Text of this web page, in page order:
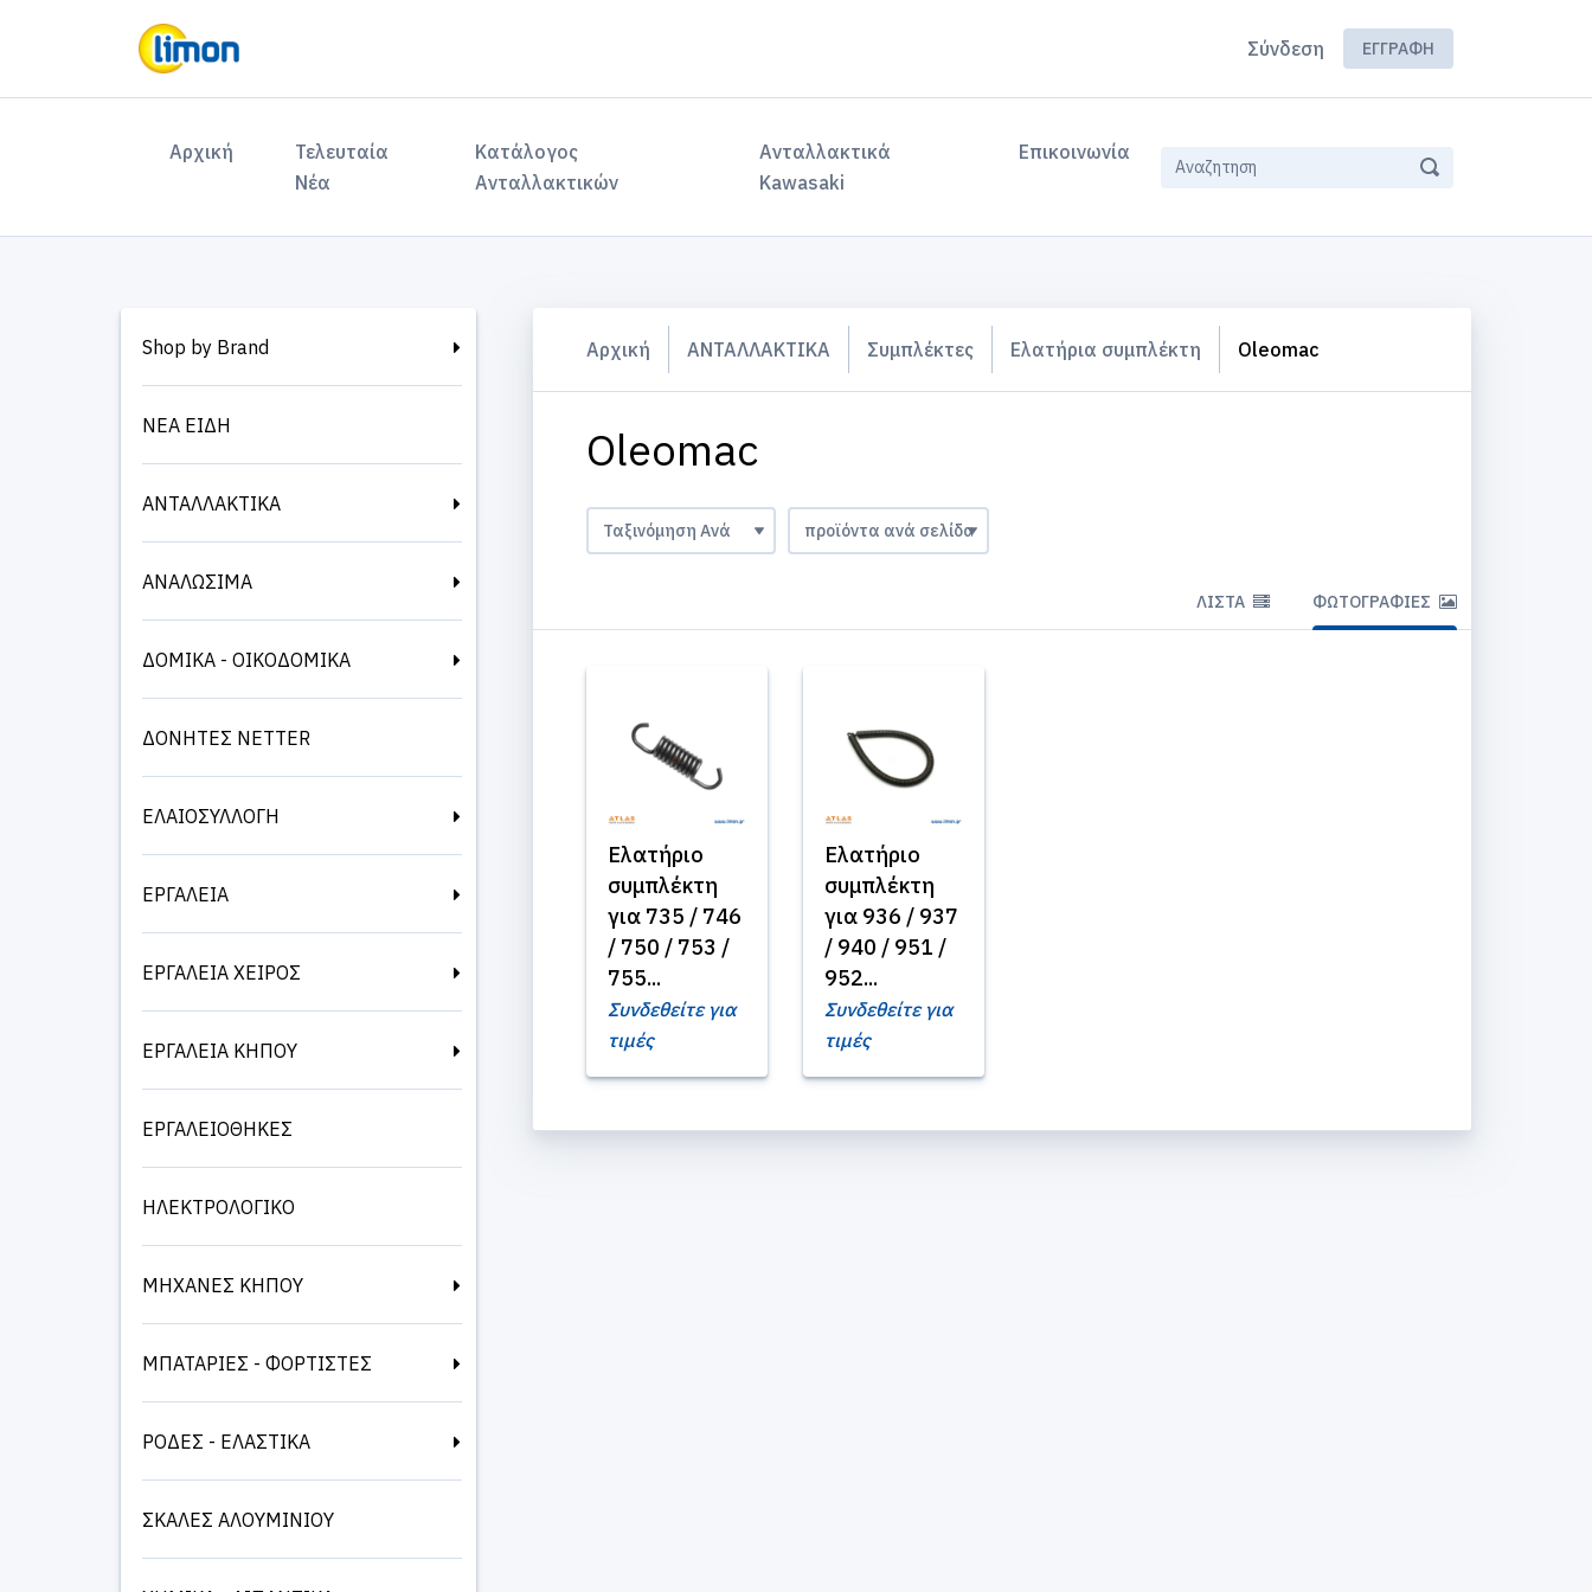
Σύνδεση ΕΓΓΡΑΦΉ
Αρχική (current)Τελευταία
Νέα
Κατάλογος
Ανταλλακτικών
Ανταλλακτικά
Kawasaki
Επικοινωνία
Shop by Brand
ΝΕΑ ΕΙΔΗ
ΑΝΤΑΛΛΑΚΤΙΚΑ
ΑΝΑΛΩΣΙΜΑ
ΔΟΜΙΚΑ - ΟΙΚΟΔΟΜΙΚΑ
ΔΟΝΗΤΕΣ NETTER
ΕΛΑΙΟΣΥΛΛΟΓΗ
ΕΡΓΑΛΕΙΑ
ΕΡΓΑΛΕΙΑ ΧΕΙΡΟΣ
ΕΡΓΑΛΕΙΑ ΚΗΠΟΥ
ΕΡΓΑΛΕΙΟΘΗΚΕΣ
ΗΛΕΚΤΡΟΛΟΓΙΚΟ
ΜΗΧΑΝΕΣ ΚΗΠΟΥ
ΜΠΑΤΑΡΙΕΣ - ΦΟΡΤΙΣΤΕΣ
ΡΟΔΕΣ - ΕΛΑΣΤΙΚΑ
ΣΚΑΛΕΣ ΑΛΟΥΜΙΝΙΟΥ
Αρχική ΑΝΤΑΛΛΑΚΤΙΚΑ Συμπλέκτες Ελατήρια συμπλέκτη Oleomac
Oleomac
ΛΊΣΤΑ ΦΩΤΟΓΡΑΦΊΕΣ
Ελατήριο
συμπλέκτη
για 735 / 746
/ 750 / 753 /
755...
Συνδεθείτε για
τιμές
Ελατήριο
συμπλέκτη
για 936 / 937
/ 940 / 951 /
952...
Συνδεθείτε για
τιμές